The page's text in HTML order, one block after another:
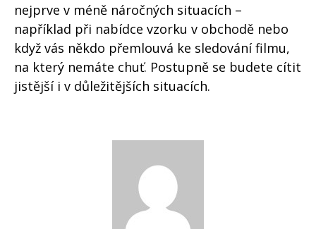
nejprve v méně náročných situacích –
například při nabídce vzorku v obchodě nebo
když vás někdo přemlouvá ke sledování filmu,
na který nemáte chuť. Postupně se budete cítit
jistější i v důležitějších situacích.